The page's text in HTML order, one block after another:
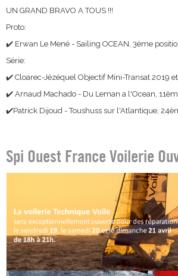
UN GRAND BRAVO A TOUS !!!
Proto:
✔️ Erwan Le Mené - Sailing OCEAN, 3ème
Série:
✔️ Cloarec-Jézéquel Objectif Mini-Transat 2019
✔️ Arnaud Machado - Du Leman a l'Ocean,
✔️Patrick Dijoud - Toushuss sur l'Atlantique,
Spi Ouest France Voilerie